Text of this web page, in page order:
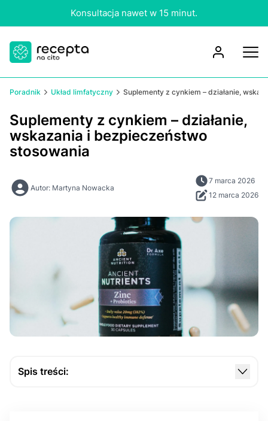
Konsultacja nawet w 15 minut.
Poradnik Układ limfatyczny Suplementy z cynkiem – działanie,
Suplementy z cynkiem – działanie,
wskazania i bezpieczeństwo
stosowania
Autor: Martyna Nowacka
7 marca 2026
12 marca 2026
Spis treści: